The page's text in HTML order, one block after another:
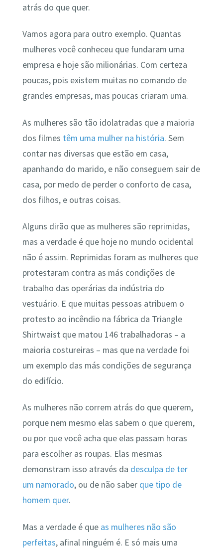
atrás do que quer.
Vamos agora para outro exemplo. Quantas
mulheres você conheceu que fundaram uma
empresa e hoje são milionárias. Com certeza
poucas, pois existem muitas no comando de
grandes empresas, mas poucas criaram uma.
As mulheres são tão idolatradas que a maioria
dos filmes têm uma mulher na história. Sem
contar nas diversas que estão em casa,
apanhando do marido, e não conseguem sair de
casa, por medo de perder o conforto de casa,
dos filhos, e outras coisas.
Alguns dirão que as mulheres são reprimidas,
mas a verdade é que hoje no mundo ocidental
não é assim. Reprimidas foram as mulheres que
protestaram contra as más condições de
trabalho das operárias da indústria do
vestuário. E que muitas pessoas atribuem o
protesto ao incêndio na fábrica da Triangle
Shirtwaist que matou 146 trabalhadoras – a
maioria costureiras – mas que na verdade foi
um exemplo das más condições de segurança
do edifício.
As mulheres não correm atrás do que querem,
porque nem mesmo elas sabem o que querem,
ou por que você acha que elas passam horas
para escolher as roupas. Elas mesmas
demonstram isso através da desculpa de ter
um namorado, ou de não saber que tipo de
homem quer.
Mas a verdade é que as mulheres não são
perfeitas, afinal ninguém é. E só mais uma